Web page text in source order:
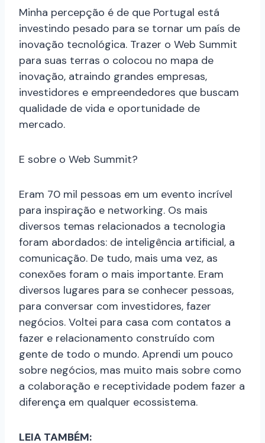
Minha percepção é de que Portugal está
investindo pesado para se tornar um país de
inovação tecnológica. Trazer o Web Summit
para suas terras o colocou no mapa de
inovação, atraindo grandes empresas,
investidores e empreendedores que buscam
qualidade de vida e oportunidade de
mercado.
E sobre o Web Summit?
Eram 70 mil pessoas em um evento incrível
para inspiração e networking. Os mais
diversos temas relacionados a tecnologia
foram abordados: de inteligência artificial, a
comunicação. De tudo, mais uma vez, as
conexões foram o mais importante. Eram
diversos lugares para se conhecer pessoas,
para conversar com investidores, fazer
negócios. Voltei para casa com contatos a
fazer e relacionamento construído com
gente de todo o mundo. Aprendi um pouco
sobre negócios, mas muito mais sobre como
a colaboração e receptividade podem fazer a
diferença em qualquer ecossistema.
LEIA TAMBÉM: